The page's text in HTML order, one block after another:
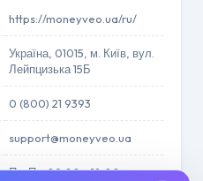
https://moneyveo.ua/ru/
Україна, 01015, м. Київ, вул.
Лейпцизька 15Б
0 (800) 21 9393
support@moneyveo.ua
Пн-Пт: 09:00 - 18:00